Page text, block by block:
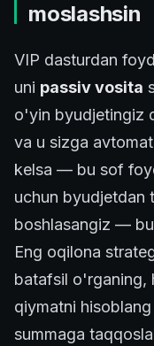
moslashsin
VIP dasturdan
uni passiv vosita
o'yin byudjetingiz
va u sizga
kelsa — bu sof
uchun byudjetdan
boshlasangiz —
Eng oqilona
batafsil o'rganing,
qiymatni
summaga